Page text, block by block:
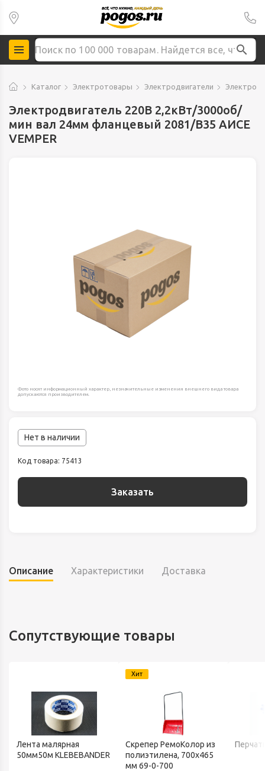
Каталог Электротовары Электродвигатели
Электродвигатель 220В 2,2кВт/3000об/
мин вал 24мм фланцевый 2081/B35 АИСЕ
VEMPER
Фото носят информационный характер, незначительные изменения внешнего вида товара
допускаются производителем.
Нет в наличии
Код товара: 75413
Заказать
Описание Характеристики Доставка
Сопутствующие товары
Лента малярная
50мм50м KLEBEBANDER
Хит
Скрепер РемоКолор из
полиэтилена, 700x465
мм 69-0-700